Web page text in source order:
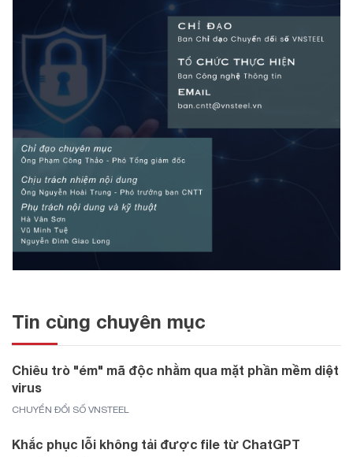
Tin cùng chuyên mục
Chiêu trò "ém" mã độc nhằm qua mặt phần mềm diệt
virus
CHUYỂN ĐỔI SỐ VNSTEEL
Khắc phục lỗi không tải được file từ ChatGPT